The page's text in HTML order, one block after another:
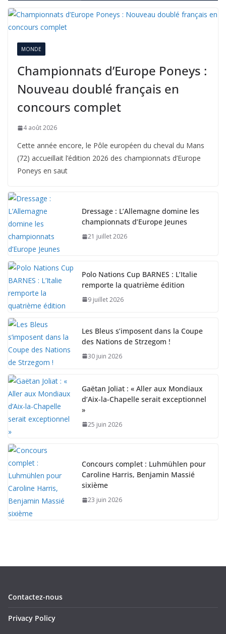
MONDE
Championnats d’Europe Poneys :
Nouveau doublé français en
concours complet
4 août 2026
Cette année encore, le Pôle européen du cheval du Mans
(72) accueillait l’édition 2026 des championnats d’Europe
Poneys en saut
Dressage : L’Allemagne domine les
championnats d’Europe Jeunes
21 juillet 2026
Polo Nations Cup BARNES : L’Italie
remporte la quatrième édition
9 juillet 2026
Les Bleus s’imposent dans la Coupe
des Nations de Strzegom !
30 juin 2026
Gaëtan Joliat : « Aller aux Mondiaux
d’Aix-la-Chapelle serait exceptionnel
»
25 juin 2026
Concours complet : Luhmühlen pour
Caroline Harris, Benjamin Massié
sixième
23 juin 2026
Contactez-nous
Privacy Policy